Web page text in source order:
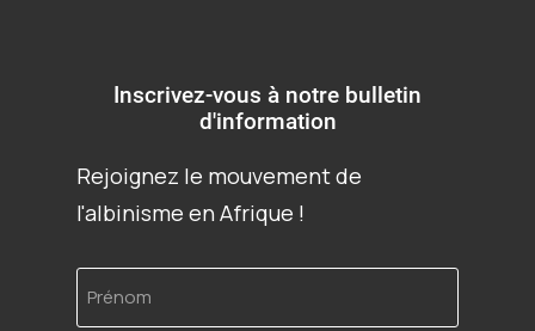
Inscrivez-vous à notre bulletin
d'information
Rejoignez le mouvement de
l'albinisme en Afrique !
Prénom